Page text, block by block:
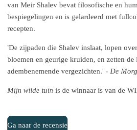
van Meir Shalev bevat filosofische en
bespiegelingen en is gelardeerd met
recepten.
'De zijpaden die Shalev inslaat, lopen
bloemen en geurige kruiden, en zetten
adembenemende vergezichten.' - De
Mijn wilde tuin is de winnaar is van de
Ga naar de recensie